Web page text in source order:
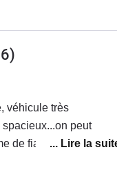
qui à même pas pris
de prendre Une
vendre mon véhicule .
dans un autre Garage
pas de l'entretien.
véhicule très
peut
de fiabilité.Peut-être